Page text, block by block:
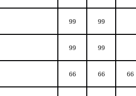
99 99
99 99
66 66 66